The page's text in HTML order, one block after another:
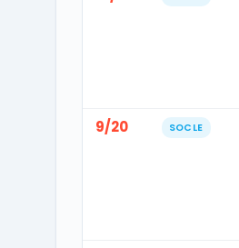
9/20 SOCLE